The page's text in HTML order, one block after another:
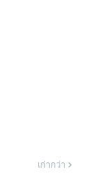
เก่ากว่า